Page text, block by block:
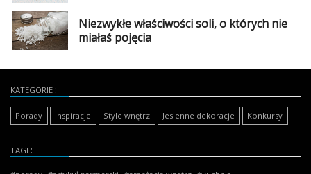
Niezwykłe właściwości soli, o których nie
miałaś pojęcia
KATEGORIE
Porady Inspiracje Style wnętrz Jesienne dekoracje Konkursy
TAGI